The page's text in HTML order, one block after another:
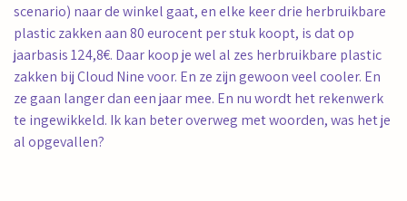
scenario) naar de winkel gaat, en elke keer drie herbruikbare
plastic zakken aan 80 eurocent per stuk koopt, is dat op
jaarbasis 124,8€. Daar koop je wel al zes herbruikbare plastic
zakken bij Cloud Nine voor. En ze zijn gewoon veel cooler. En
ze gaan langer dan een jaar mee. En nu wordt het rekenwerk
te ingewikkeld. Ik kan beter overweg met woorden, was het je
al opgevallen?